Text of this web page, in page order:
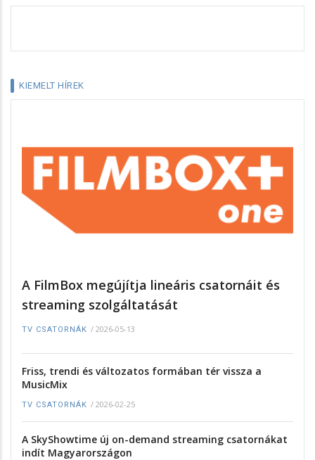
KIEMELT HÍREK
A FilmBox megújítja lineáris csatornáit és
streaming szolgáltatását
TV CSATORNÁK / 2026-05-13
Friss, trendi és változatos formában tér vissza a
MusicMix
TV CSATORNÁK / 2026-02-25
A SkyShowtime új on-demand streaming csatornákat
indít Magyarországon